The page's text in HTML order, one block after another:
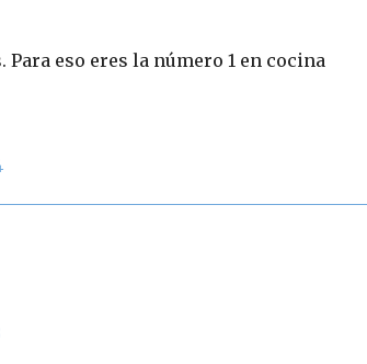
eso eres la número 1 en cocina